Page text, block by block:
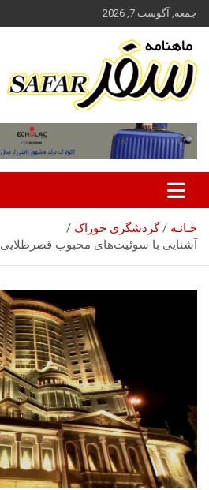
محتوا
بروید
جمعه, آگوست 7, 2026
سفر آنلاین
خـانـه
گردشگری خوراک
آشنایی با سوئیت‌های محبوب قصرطلایی